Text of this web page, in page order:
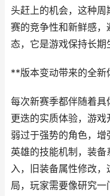
头赶上的机会，这种
赛的竞争性和新鲜感
态，它是游戏保持长期
**版本变动带来的全新
每次新赛季都伴随着
更迭的实质体验，游戏
弱过于强势的角色，
英雄的技能机制，装
入，旧装备属性修改
局，玩家需要像研究